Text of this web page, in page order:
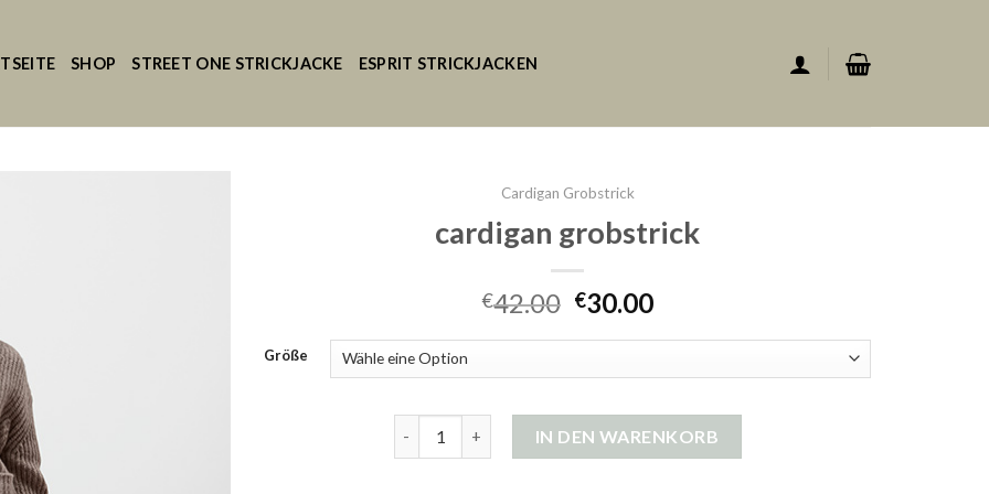
SHOP STREET ONE STRICKJACKE ESPRIT STRICKJACKEN
Cardigan Grobstrick
cardigan grobstrick
€42.00 €30.00
Größe
IN DEN WARENKORB